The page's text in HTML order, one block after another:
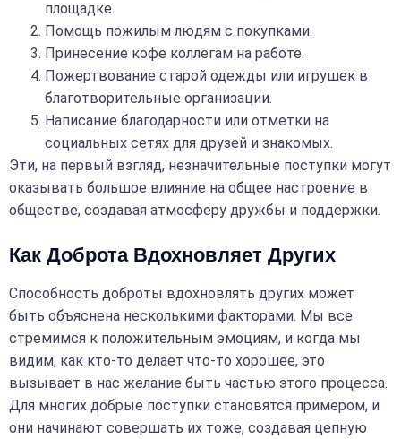
площадке.
Помощь пожилым людям с покупками.
Принесение кофе коллегам на работе.
Пожертвование старой одежды или игрушек в
благотворительные организации.
Написание благодарности или отметки на
социальных сетях для друзей и знакомых.
Эти, на первый взгляд, незначительные поступки могут
оказывать большое влияние на общее настроение в
обществе, создавая атмосферу дружбы и поддержки.
Как Доброта Вдохновляет Других
Способность доброты вдохновлять других может
быть объяснена несколькими факторами. Мы все
стремимся к положительным эмоциям, и когда мы
видим, как кто-то делает что-то хорошее, это
вызывает в нас желание быть частью этого процесса.
Для многих добрые поступки становятся примером, и
они начинают совершать их тоже, создавая цепную